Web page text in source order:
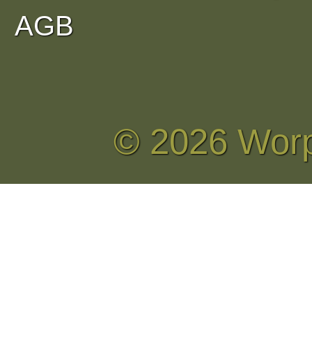
AGB
© 2026